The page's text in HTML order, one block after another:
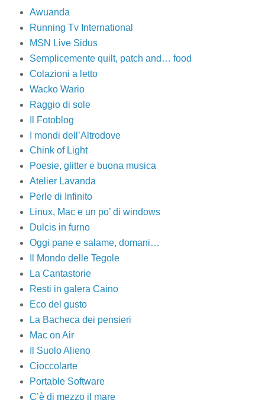
Awuanda
Running Tv International
MSN Live Sidus
Semplicemente quilt, patch and… food
Colazioni a letto
Wacko Wario
Raggio di sole
Il Fotoblog
I mondi dell’Altrodove
Chink of Light
Poesie, glitter e buona musica
Atelier Lavanda
Perle di Infinito
Linux, Mac e un po’ di windows
Dulcis in furno
Oggi pane e salame, domani…
Il Mondo delle Tegole
La Cantastorie
Resti in galera Caino
Eco del gusto
La Bacheca dei pensieri
Mac on Air
Il Suolo Alieno
Cioccolarte
Portable Software
C’è di mezzo il mare